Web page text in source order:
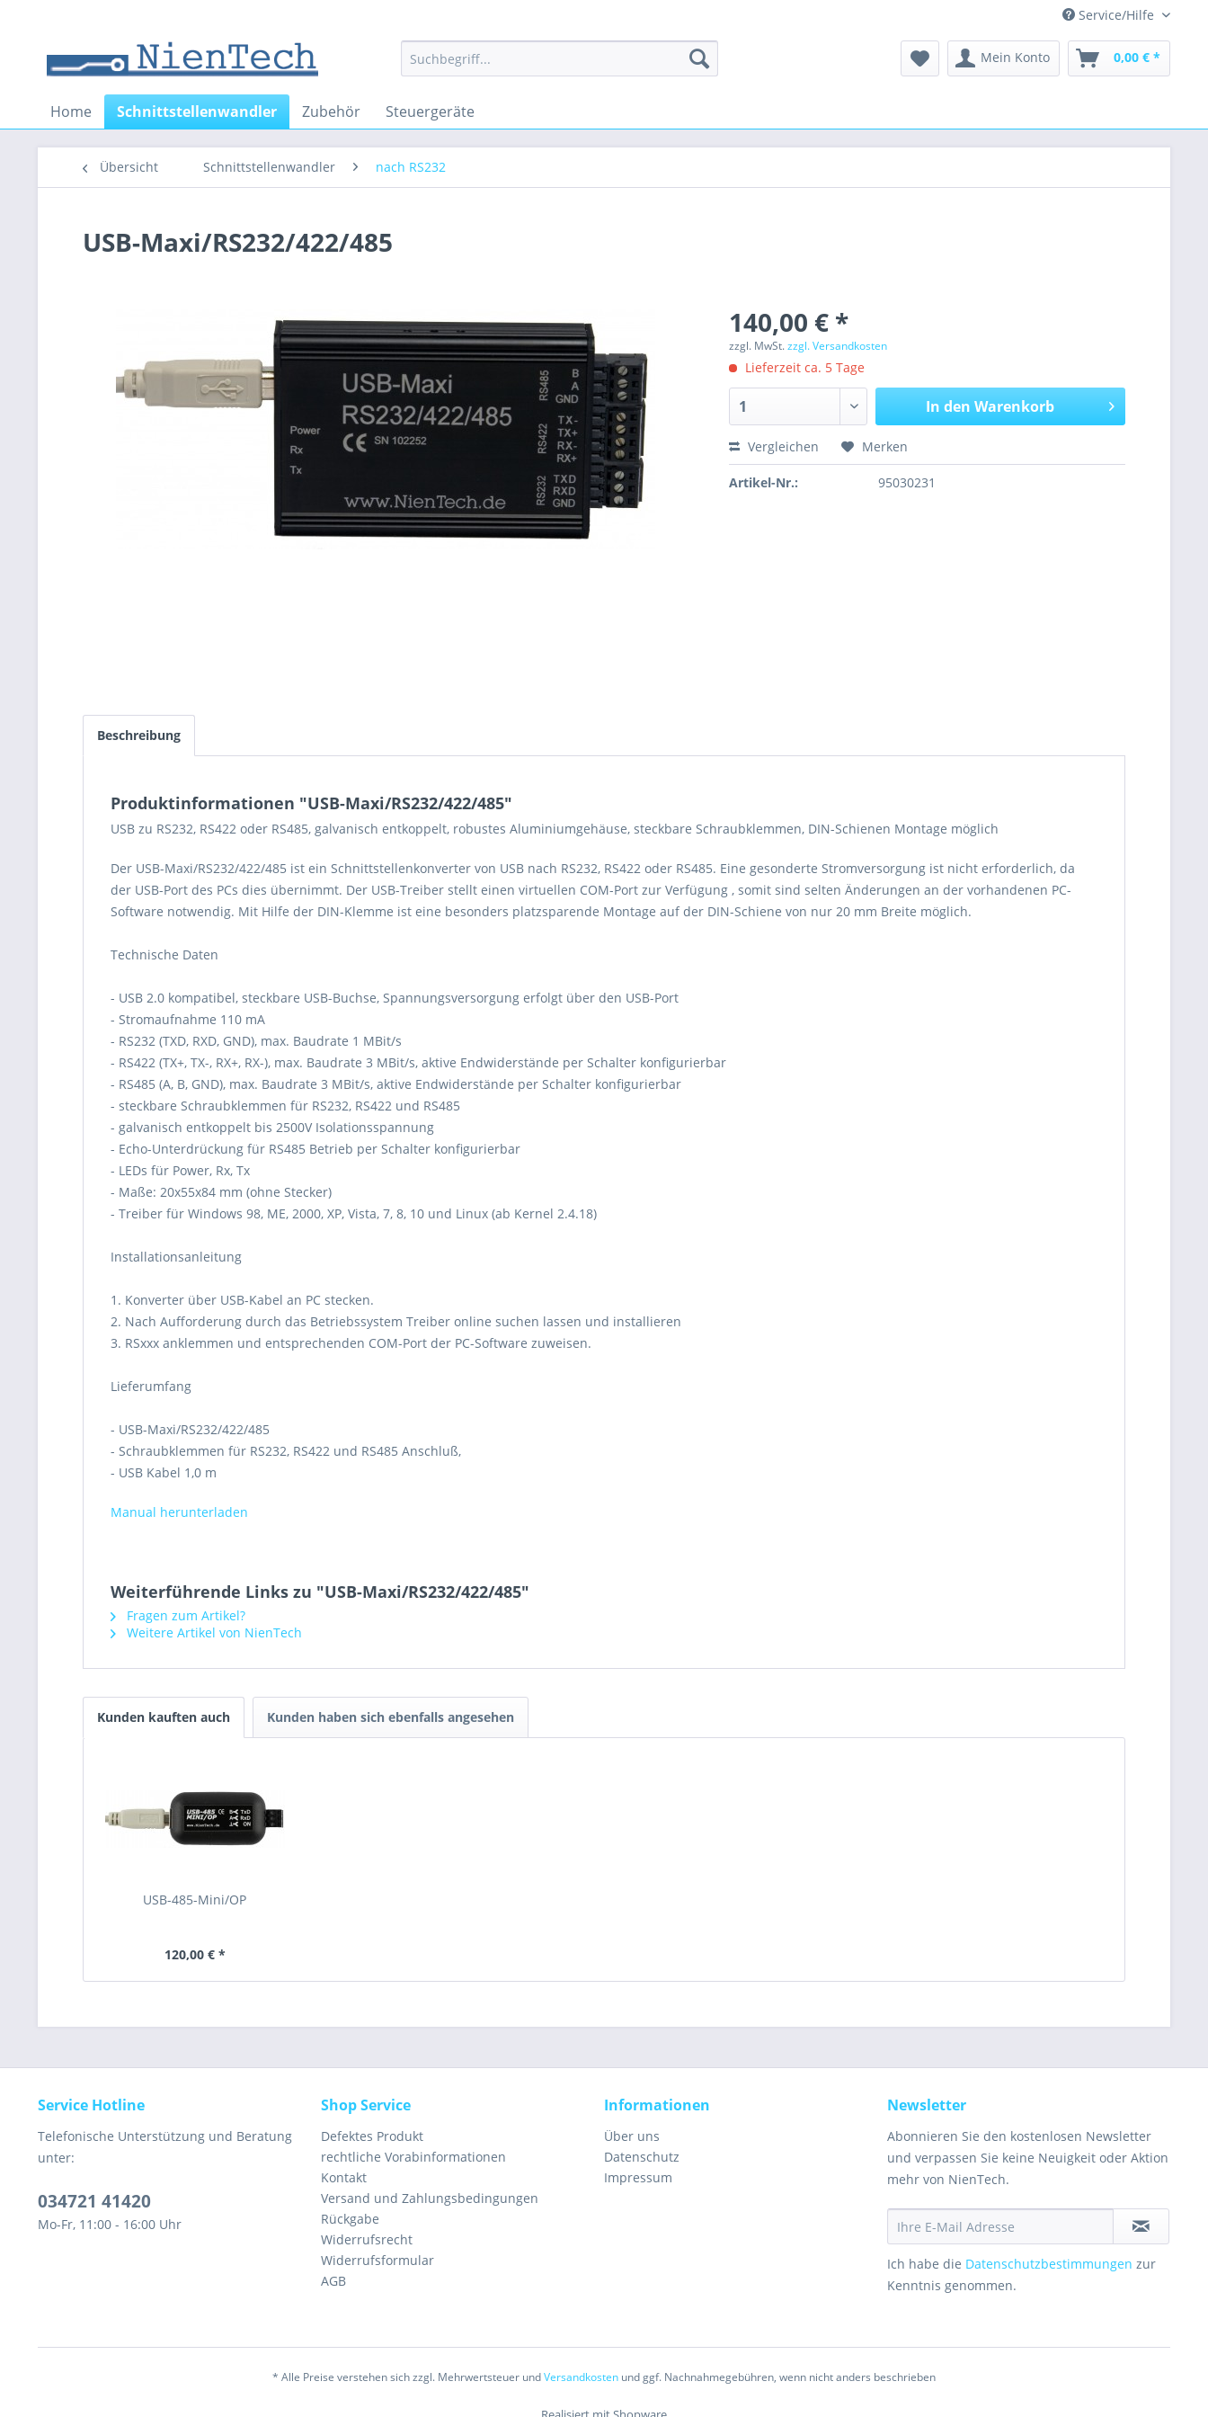
Service/Hilfe
Mein Konto 0,00 € *
Home Schnittstellenwandler Zubehör Steuergeräte
Übersicht Schnittstellenwandler nach RS232
USB-Maxi/RS232/422/485
140,00 € *
zzgl. MwSt.zzgl. Versandkosten
Lieferzeit ca. 5 Tage
In den Warenkorb
Vergleichen Merken
Artikel-Nr.: 95030231
Beschreibung
Produktinformationen "USB-Maxi/RS232/422/485"
USB zu RS232, RS422 oder RS485, galvanisch entkoppelt, robustes Aluminiumgehäuse, steckbare Schraubklemmen, DIN-Schienen Montage möglich
Der USB-Maxi/RS232/422/485 ist ein Schnittstellenkonverter von USB nach RS232, RS422 oder RS485. Eine gesonderte Stromversorgung ist nicht erforderlich, da
der USB-Port des PCs dies übernimmt. Der USB-Treiber stellt einen virtuellen COM-Port zur Verfügung , somit sind selten Änderungen an der vorhandenen PC-
Software notwendig. Mit Hilfe der DIN-Klemme ist eine besonders platzsparende Montage auf der DIN-Schiene von nur 20 mm Breite möglich.
Technische Daten
- USB 2.0 kompatibel, steckbare USB-Buchse, Spannungsversorgung erfolgt über den USB-Port
- Stromaufnahme 110 mA
- RS232 (TXD, RXD, GND), max. Baudrate 1 MBit/s
- RS422 (TX+, TX-, RX+, RX-), max. Baudrate 3 MBit/s, aktive Endwiderstände per Schalter konfigurierbar
- RS485 (A, B, GND), max. Baudrate 3 MBit/s, aktive Endwiderstände per Schalter konfigurierbar
- steckbare Schraubklemmen für RS232, RS422 und RS485
- galvanisch entkoppelt bis 2500V Isolationsspannung
- Echo-Unterdrückung für RS485 Betrieb per Schalter konfigurierbar
- LEDs für Power, Rx, Tx
- Maße: 20x55x84 mm (ohne Stecker)
- Treiber für Windows 98, ME, 2000, XP, Vista, 7, 8, 10 und Linux (ab Kernel 2.4.18)
Installationsanleitung
1. Konverter über USB-Kabel an PC stecken.
2. Nach Aufforderung durch das Betriebssystem Treiber online suchen lassen und installieren
3. RSxxx anklemmen und entsprechenden COM-Port der PC-Software zuweisen.
Lieferumfang
- USB-Maxi/RS232/422/485
- Schraubklemmen für RS232, RS422 und RS485 Anschluß,
- USB Kabel 1,0 m
Manual herunterladen
Weiterführende Links zu "USB-Maxi/RS232/422/485"
Fragen zum Artikel?
Weitere Artikel von NienTech
Kunden kauften auch Kunden haben sich ebenfalls angesehen
USB-485-Mini/OP
120,00 € *
Service Hotline
Telefonische Unterstützung und Beratung
unter:
034721 41420
Mo-Fr, 11:00 - 16:00 Uhr
Shop Service
Defektes Produkt
rechtliche Vorabinformationen
Kontakt
Versand und Zahlungsbedingungen
Rückgabe
Widerrufsrecht
Widerrufsformular
AGB
Informationen
Über uns
Datenschutz
Impressum
Newsletter
Abonnieren Sie den kostenlosen Newsletter
und verpassen Sie keine Neuigkeit oder Aktion
mehr von NienTech.
Ich habe die Datenschutzbestimmungen zur
Kenntnis genommen.
* Alle Preise verstehen sich zzgl. Mehrwertsteuer undVersandkosten und ggf. Nachnahmegebühren, wenn nicht anders beschrieben